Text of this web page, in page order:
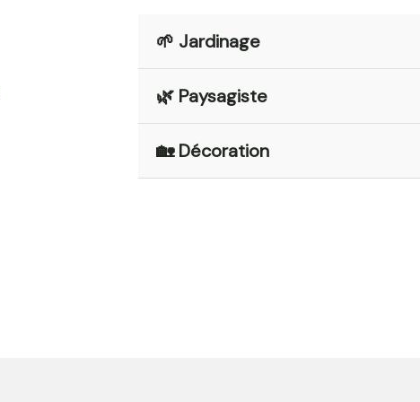
🌱 Jardinage
🌿 Paysagiste
🏡 Décoration